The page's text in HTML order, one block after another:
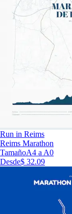
Run in Reims
Reims Marathon
TamañoA4 a A0
Desde$ 32.09